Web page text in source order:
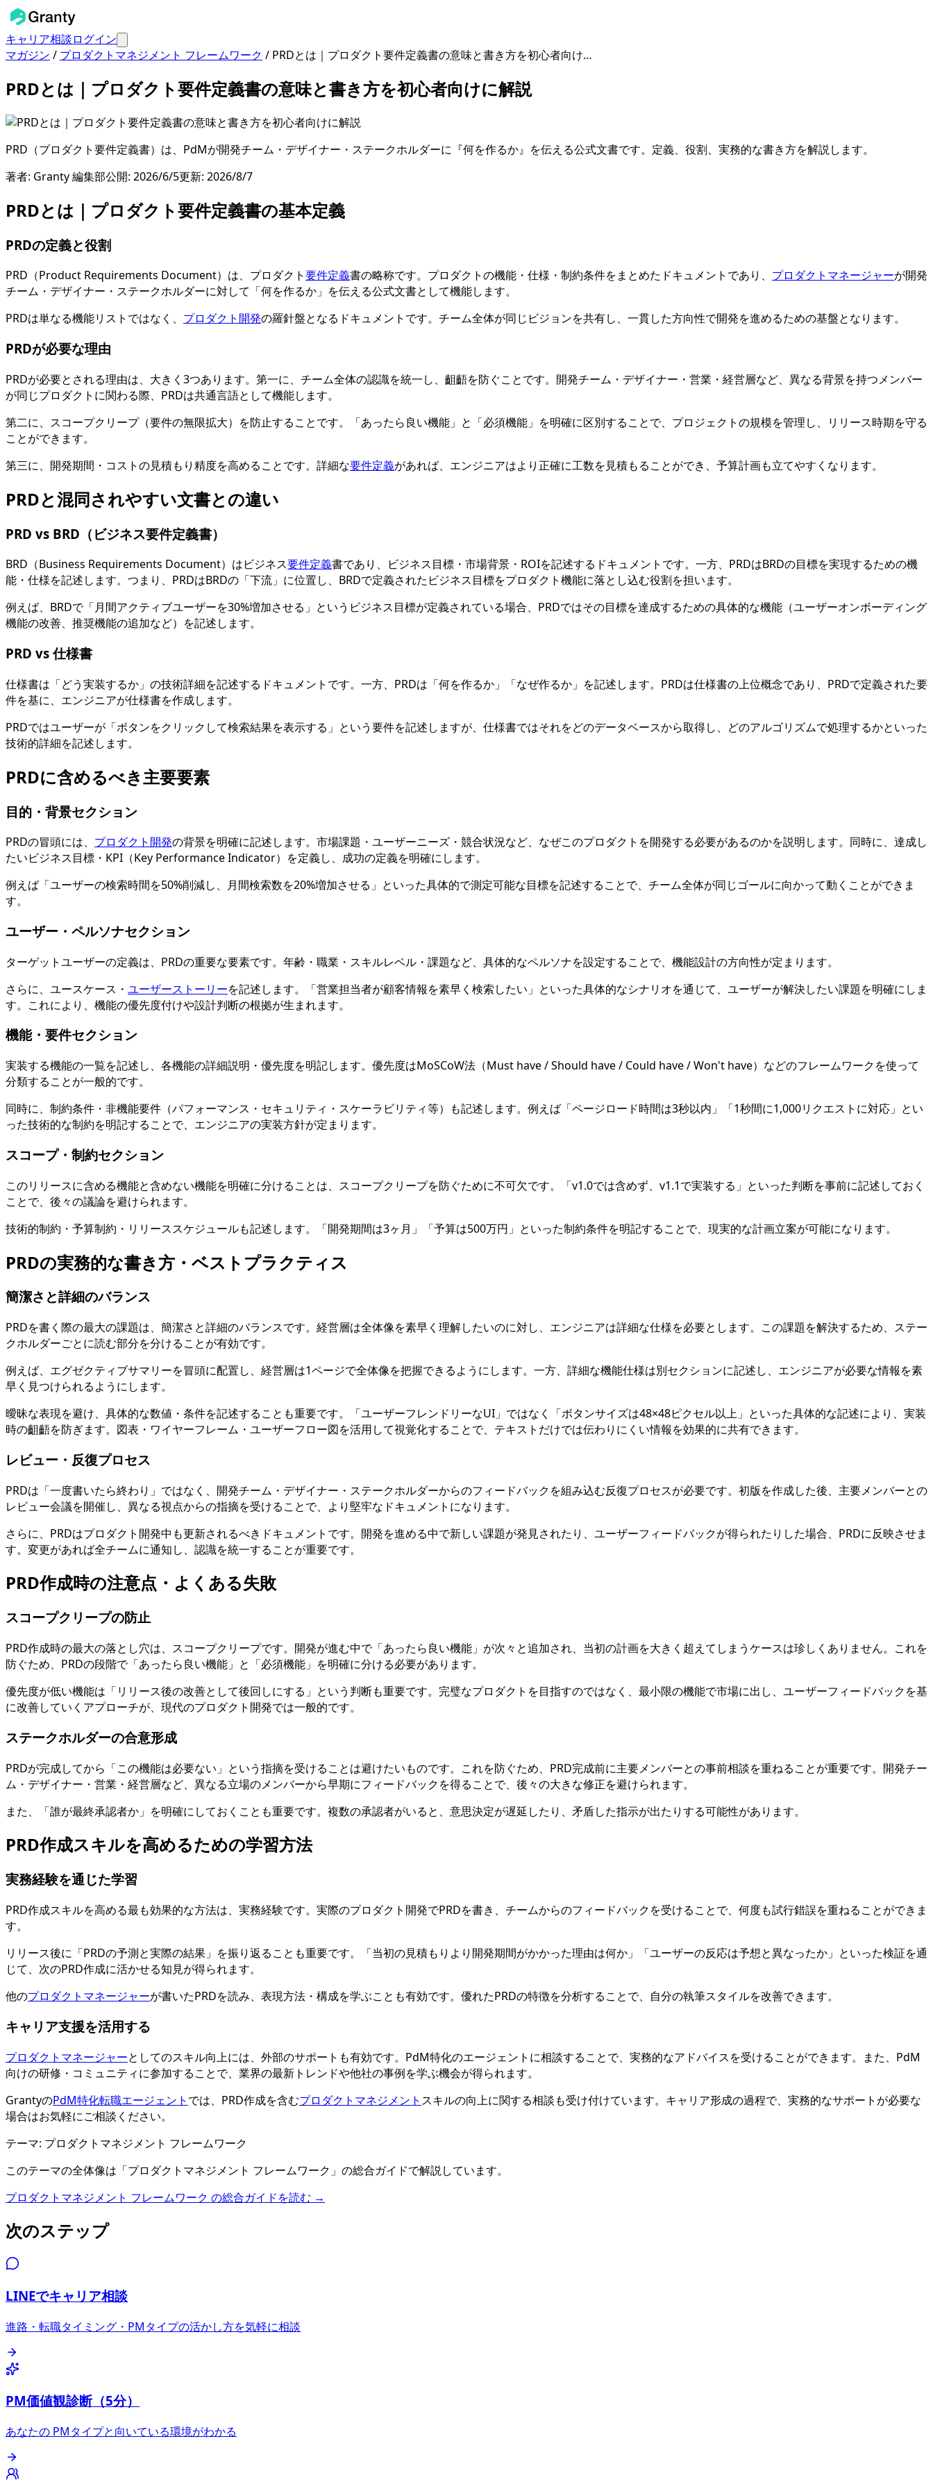
キャリア相談ログイン
マガジン / プロダクトマネジメント フレームワーク / PRDとは｜プロダクト要件定義書の意味と書き方を初心者向け…
PRDとは｜プロダクト要件定義書の意味と書き方を初心者向けに解説
PRD（プロダクト要件定義書）は、PdMが開発チーム・デザイナー・ステークホルダーに『何を作るか』を伝える公式文書です。定義、役割、実務的な書き方を解説します。
著者: Granty 編集部公開: 2026/6/5更新: 2026/8/7
PRDとは｜プロダクト要件定義書の基本定義
PRDの定義と役割
PRD（Product Requirements Document）は、プロダクト要件定義書の略称です。プロダクトの機能・仕様・制約条件をまとめたドキュメントであり、 プロダクトマネージャーが開発
チーム・デザイナー・ステークホルダーに対して「何を作るか」を伝える公式文書として機能します。
PRDは単なる機能リストではなく、 プロダクト開発の羅針盤となるドキュメントです。チーム全体が同じビジョンを共有し、一貫した方向性で開発を進めるための基盤となります。
PRDが必要な理由
PRDが必要とされる理由は、大きく3つあります。第一に、チーム全体の認識を統一し、齟齬を防ぐことです。開発チーム・デザイナー・営業・経営層など、異なる背景を持つメンバー
が同じプロダクトに関わる際、PRDは共通言語として機能します。
第二に、スコープクリープ（要件の無限拡大）を防止することです。「あったら良い機能」と「必須機能」を明確に区別することで、プロジェクトの規模を管理し、リリース時期を守る
ことができます。
第三に、開発期間・コストの見積もり精度を高めることです。詳細な要件定義があれば、エンジニアはより正確に工数を見積もることができ、予算計画も立てやすくなります。
PRDと混同されやすい文書との違い
PRD vs BRD（ビジネス要件定義書）
BRD（Business Requirements Document）はビジネス要件定義書であり、ビジネス目標・市場背景・ROIを記述するドキュメントです。一方、PRDはBRDの目標を実現するための機
能・仕様を記述します。つまり、PRDはBRDの「下流」に位置し、BRDで定義されたビジネス目標をプロダクト機能に落とし込む役割を担います。
例えば、BRDで「月間アクティブユーザーを30%増加させる」というビジネス目標が定義されている場合、PRDではその目標を達成するための具体的な機能（ユーザーオンボーディング
機能の改善、推奨機能の追加など）を記述します。
PRD vs 仕様書
仕様書は「どう実装するか」の技術詳細を記述するドキュメントです。一方、PRDは「何を作るか」「なぜ作るか」を記述します。PRDは仕様書の上位概念であり、PRDで定義された要
件を基に、エンジニアが仕様書を作成します。
PRDではユーザーが「ボタンをクリックして検索結果を表示する」という要件を記述しますが、仕様書ではそれをどのデータベースから取得し、どのアルゴリズムで処理するかといった
技術的詳細を記述します。
PRDに含めるべき主要要素
目的・背景セクション
PRDの冒頭には、 プロダクト開発の背景を明確に記述します。市場課題・ユーザーニーズ・競合状況など、なぜこのプロダクトを開発する必要があるのかを説明します。同時に、達成し
たいビジネス目標・KPI（Key Performance Indicator）を定義し、成功の定義を明確にします。
例えば「ユーザーの検索時間を50%削減し、月間検索数を20%増加させる」といった具体的で測定可能な目標を記述することで、チーム全体が同じゴールに向かって動くことができま
す。
ユーザー・ペルソナセクション
ターゲットユーザーの定義は、PRDの重要な要素です。年齢・職業・スキルレベル・課題など、具体的なペルソナを設定することで、機能設計の方向性が定まります。
さらに、ユースケース・ ユーザーストーリーを記述します。「営業担当者が顧客情報を素早く検索したい」といった具体的なシナリオを通じて、ユーザーが解決したい課題を明確にしま
す。これにより、機能の優先度付けや設計判断の根拠が生まれます。
機能・要件セクション
実装する機能の一覧を記述し、各機能の詳細説明・優先度を明記します。優先度はMoSCoW法（Must have / Should have / Could have / Won't have）などのフレームワークを使って
分類することが一般的です。
同時に、制約条件・非機能要件（パフォーマンス・セキュリティ・スケーラビリティ等）も記述します。例えば「ページロード時間は3秒以内」「1秒間に1,000リクエストに対応」とい
った技術的な制約を明記することで、エンジニアの実装方針が定まります。
スコープ・制約セクション
このリリースに含める機能と含めない機能を明確に分けることは、スコープクリープを防ぐために不可欠です。「v1.0では含めず、v1.1で実装する」といった判断を事前に記述しておく
ことで、後々の議論を避けられます。
技術的制約・予算制約・リリーススケジュールも記述します。「開発期間は3ヶ月」「予算は500万円」といった制約条件を明記することで、現実的な計画立案が可能になります。
PRDの実務的な書き方・ベストプラクティス
簡潔さと詳細のバランス
PRDを書く際の最大の課題は、簡潔さと詳細のバランスです。経営層は全体像を素早く理解したいのに対し、エンジニアは詳細な仕様を必要とします。この課題を解決するため、ステー
クホルダーごとに読む部分を分けることが有効です。
例えば、エグゼクティブサマリーを冒頭に配置し、経営層は1ページで全体像を把握できるようにします。一方、詳細な機能仕様は別セクションに記述し、エンジニアが必要な情報を素
早く見つけられるようにします。
曖昧な表現を避け、具体的な数値・条件を記述することも重要です。「ユーザーフレンドリーなUI」ではなく「ボタンサイズは48×48ピクセル以上」といった具体的な記述により、実装
時の齟齬を防ぎます。図表・ワイヤーフレーム・ユーザーフロー図を活用して視覚化することで、テキストだけでは伝わりにくい情報を効果的に共有できます。
レビュー・反復プロセス
PRDは「一度書いたら終わり」ではなく、開発チーム・デザイナー・ステークホルダーからのフィードバックを組み込む反復プロセスが必要です。初版を作成した後、主要メンバーとの
レビュー会議を開催し、異なる視点からの指摘を受けることで、より堅牢なドキュメントになります。
さらに、PRDはプロダクト開発中も更新されるべきドキュメントです。開発を進める中で新しい課題が発見されたり、ユーザーフィードバックが得られたりした場合、PRDに反映させま
す。変更があれば全チームに通知し、認識を統一することが重要です。
PRD作成時の注意点・よくある失敗
スコープクリープの防止
PRD作成時の最大の落とし穴は、スコープクリープです。開発が進む中で「あったら良い機能」が次々と追加され、当初の計画を大きく超えてしまうケースは珍しくありません。これを
防ぐため、PRDの段階で「あったら良い機能」と「必須機能」を明確に分ける必要があります。
優先度が低い機能は「リリース後の改善として後回しにする」という判断も重要です。完璧なプロダクトを目指すのではなく、最小限の機能で市場に出し、ユーザーフィードバックを基
に改善していくアプローチが、現代のプロダクト開発では一般的です。
ステークホルダーの合意形成
PRDが完成してから「この機能は必要ない」という指摘を受けることは避けたいものです。これを防ぐため、PRD完成前に主要メンバーとの事前相談を重ねることが重要です。開発チー
ム・デザイナー・営業・経営層など、異なる立場のメンバーから早期にフィードバックを得ることで、後々の大きな修正を避けられます。
また、「誰が最終承認者か」を明確にしておくことも重要です。複数の承認者がいると、意思決定が遅延したり、矛盾した指示が出たりする可能性があります。
PRD作成スキルを高めるための学習方法
実務経験を通じた学習
PRD作成スキルを高める最も効果的な方法は、実務経験です。実際のプロダクト開発でPRDを書き、チームからのフィードバックを受けることで、何度も試行錯誤を重ねることができま
す。
リリース後に「PRDの予測と実際の結果」を振り返ることも重要です。「当初の見積もりより開発期間がかかった理由は何か」「ユーザーの反応は予想と異なったか」といった検証を通
じて、次のPRD作成に活かせる知見が得られます。
他のプロダクトマネージャーが書いたPRDを読み、表現方法・構成を学ぶことも有効です。優れたPRDの特徴を分析することで、自分の執筆スタイルを改善できます。
キャリア支援を活用する
プロダクトマネージャーとしてのスキル向上には、外部のサポートも有効です。PdM特化のエージェントに相談することで、実務的なアドバイスを受けることができます。また、PdM
向けの研修・コミュニティに参加することで、業界の最新トレンドや他社の事例を学ぶ機会が得られます。
GrantyのPdM特化転職エージェント では、PRD作成を含むプロダクトマネジメント スキルの向上に関する相談も受け付けています。キャリア形成の過程で、実務的なサポートが必要な
場合はお気軽にご相談ください。
テーマ: プロダクトマネジメント フレームワーク
このテーマの全体像は「プロダクトマネジメント フレームワーク 」の総合ガイドで解説しています。
プロダクトマネジメント フレームワーク の総合ガイドを読む →
次のステップ
LINEでキャリア相談
進路・転職タイミング・PMタイプの活かし方を気軽に相談
PM価値観診断（5分）
あなたの PMタイプと向いている環境がわかる